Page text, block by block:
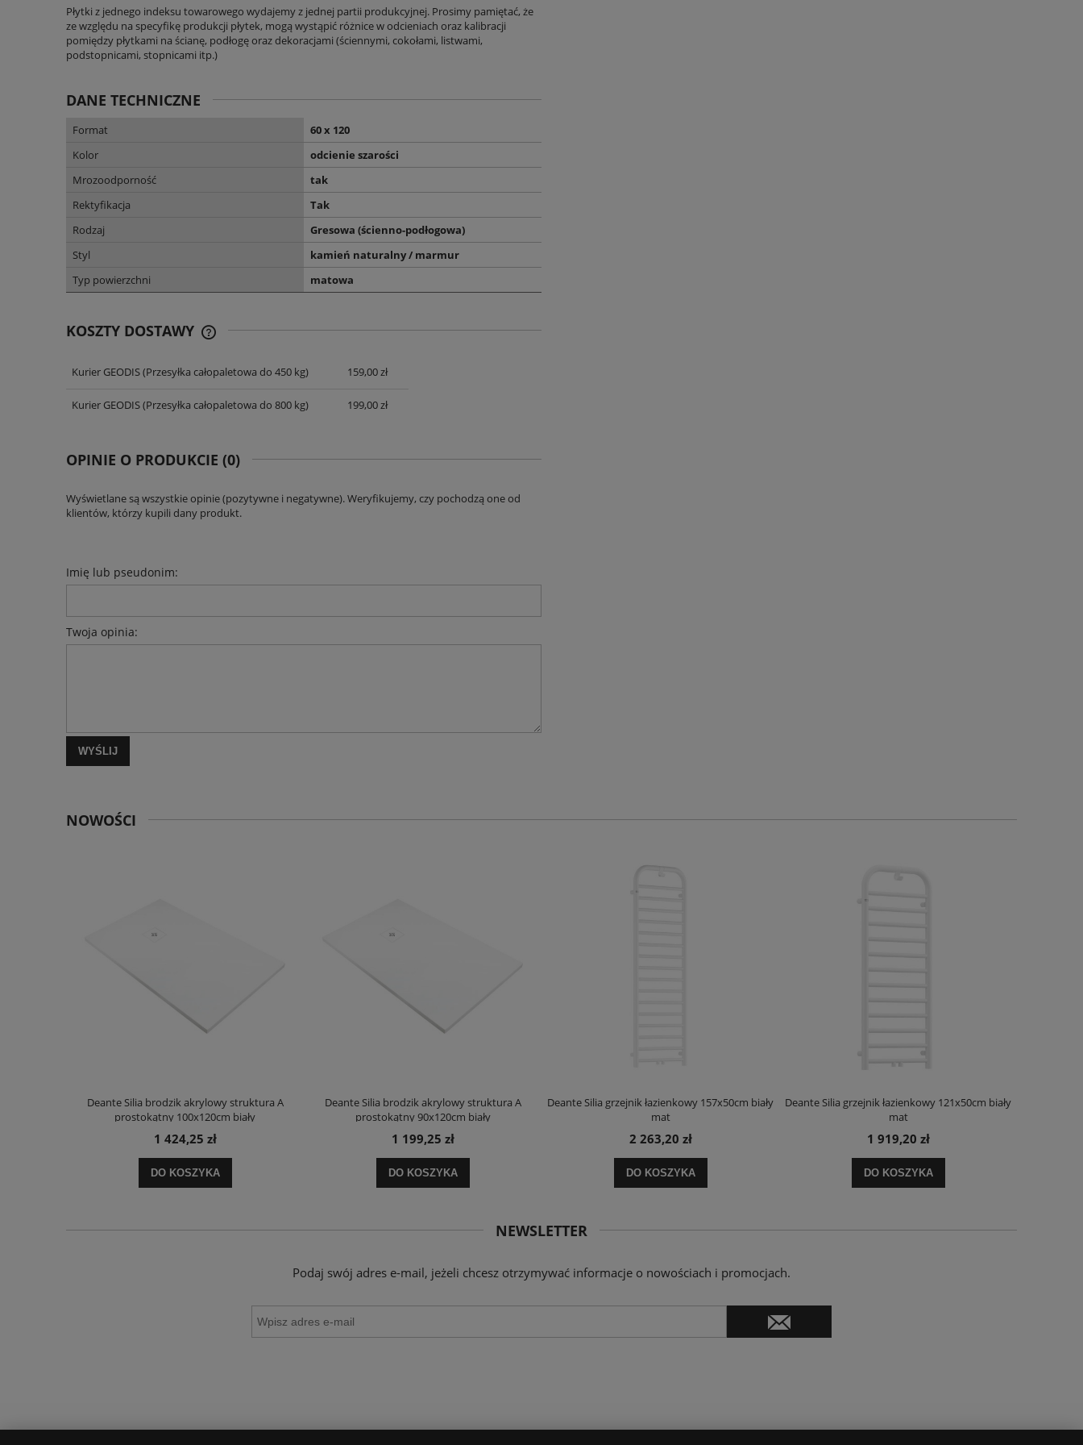
Płytki z jednego indeksu towarowego wydajemy z jednej partii produkcyjnej. Prosimy pamiętać, że
ze względu na specyfikę produkcji płytek, mogą wystąpić różnice w odcieniach oraz kalibracji
pomiędzy płytkami na ścianę, podłogę oraz dekoracjami (ściennymi, cokołami, listwami,
podstopnicami, stopnicami itp.)
DANE TECHNICZNE
Format
60 x 120
Kolor
odcienie szarości
Mrozoodporność
tak
Rektyfikacja
Tak
Rodzaj
Gresowa (ścienno-podłogowa)
Styl
kamień naturalny / marmur
Typ powierzchni
matowa
KOSZTY DOSTAWY
CENA NIE ZAWIERA EWENTUALNYCH
Kurier GEODIS(Przesyłka całopaletowa do 450 kg) 159,00 zł
Kurier GEODIS(Przesyłka całopaletowa do 800 kg) 199,00 zł
OPINIE O PRODUKCIE (0)
Wyświetlane są wszystkie opinie (pozytywne i negatywne). Weryfikujemy, czy pochodzą one od
klientów, którzy kupili dany produkt.
Imię lub pseudonim:
Twoja opinia:
WYŚLIJ
NOWOŚCI
Deante Silia brodzik akrylowy struktura A
prostokątny 100x120cm biały
1 424,25 zł
DO KOSZYKA
Deante Silia brodzik akrylowy struktura A
prostokątny 90x120cm biały
1 199,25 zł
DO KOSZYKA
Deante Silia grzejnik łazienkowy 157x50cm biały
mat
2 263,20 zł
DO KOSZYKA
Deante Silia grzejnik łazienkowy 121x50cm biały
mat
1 919,20 zł
DO KOSZYKA
NEWSLETTER
Podaj swój adres e-mail, jeżeli chcesz otrzymywać informacje o nowościach i promocjach.